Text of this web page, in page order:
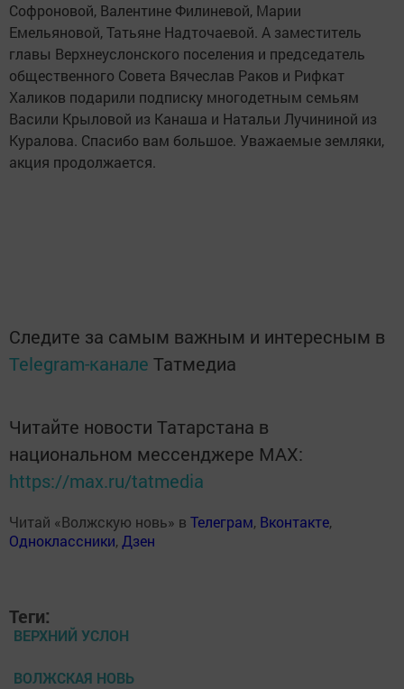
Софроновой, Валентине Филиневой, Марии
Емельяновой, Татьяне Надточаевой. А заместитель
главы Верхнеуслонского поселения и председатель
общественного Совета Вячеслав Раков и Рифкат
Халиков подарили подписку многодетным семьям
Васили Крыловой из Канаша и Натальи Лучининой из
Куралова. Спасибо вам большое. Уважаемые земляки,
акция продолжается.
Следите за самым важным и интересным в
Telegram-канале Татмедиа
Читайте новости Татарстана в
национальном мессенджере MАХ:
https://max.ru/tatmedia
Читай «Волжскую новь» в Телеграм, Вконтакте,
Одноклассники,Дзен
Теги:
ВЕРХНИЙ УСЛОН
ВОЛЖСКАЯ НОВЬ